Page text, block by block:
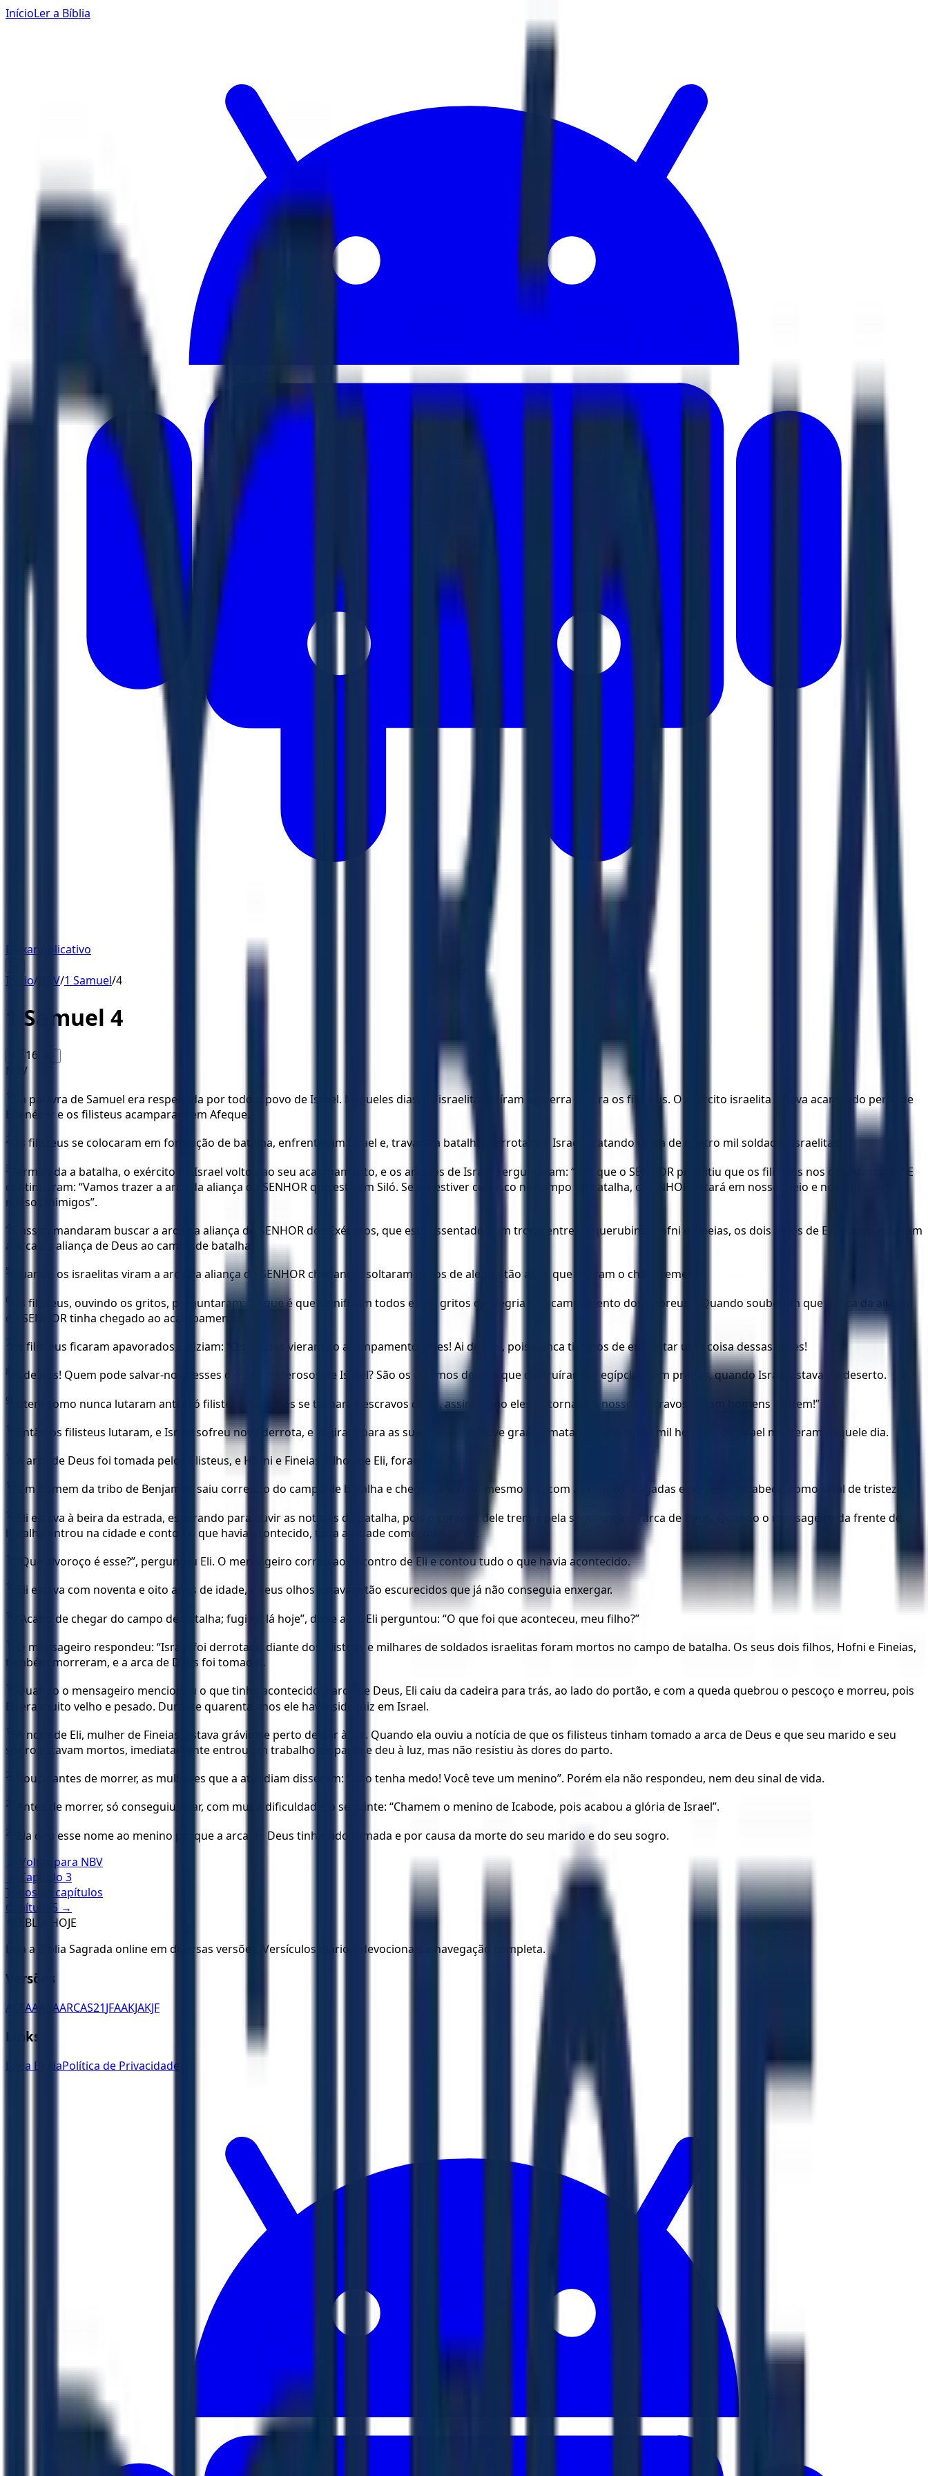
InícioLer a Bíblia
Baixar Aplicativo
Início/ NBV/1 Samuel/4
1 Samuel 4
16 A+
NBV
1
E a palavra de Samuel era respeitada por todo o povo de Israel. Naqueles dias, os israelitas saíram à guerra contra os filisteus. O exército israelita estava acampado perto de
Ebenézer e os filisteus acamparam em Afeque.
2 Os filisteus se colocaram em formação de batalha, enfrentaram Israel e, travada a batalha, derrotaram Israel, matando cerca de quatro mil soldados israelitas.
3
Terminada a batalha, o exército de Israel voltou ao seu acampamento, e os anciãos de Israel perguntaram: “Por que o SENHOR permitiu que os filisteus nos derrotassem?” E
continuaram: “Vamos trazer a arca da aliança do SENHOR que está em Siló. Se ela estiver conosco no campo de batalha, o SENHOR estará em nosso meio e nos salvará dos
nossos inimigos”.
4
E assim mandaram buscar a arca da aliança do SENHOR dos Exércitos, que está assentado num trono entre os querubins. Hofni e Fineias, os dois filhos de Eli, acompanharam
a arca da aliança de Deus ao campo de batalha.
5 Quando os israelitas viram a arca da aliança do SENHOR chegando, soltaram gritos de alegria tão altos que fizeram o chão tremer!
6
Os filisteus, ouvindo os gritos, perguntaram: “O que é que significam todos esses gritos de alegria no acampamento dos hebreus?” Quando souberam que a arca da aliança
do SENHOR tinha chegado ao acampamento,
7 os filisteus ficaram apavorados e diziam: “Os deuses vieram ao acampamento deles! Ai de nós, pois nunca tivemos de enfrentar uma coisa dessas antes!
8 Ai de nós! Quem pode salvar-nos desses deuses poderosos de Israel? São os mesmos deuses que destruíram os egípcios com pragas, quando Israel estava no deserto.
9 Lutem como nunca lutaram antes, ó filisteus, ou vocês se tornarão escravos deles, assim como eles se tornaram nossos escravos. Sejam homens e lutem!”
10 Então os filisteus lutaram, e Israel sofreu nova derrota, e fugiram para as suas tendas. Houve grande matança, pois trinta mil homens de Israel morreram naquele dia.
11 A arca de Deus foi tomada pelos filisteus, e Hofni e Fineias, filhos de Eli, foram mortos.
12 Um homem da tribo de Benjamim saiu correndo do campo de batalha e chegou a Siló no mesmo dia, com as roupas rasgadas e pó sobre a cabeça, como sinal de tristeza.
13
Eli estava à beira da estrada, esperando para ouvir as notícias da batalha, pois o coração dele tremia pela segurança da arca de Deus. Quando o mensageiro da frente de
batalha entrou na cidade e contou o que havia acontecido, toda a cidade começou a gritar.
14 “Que alvoroço é esse?”, perguntou Eli. O mensageiro correu ao encontro de Eli e contou tudo o que havia acontecido.
15 Eli estava com noventa e oito anos de idade, e seus olhos estavam tão escurecidos que já não conseguia enxergar.
16 “Acabo de chegar do campo de batalha; fugi de lá hoje”, disse a Eli. Eli perguntou: “O que foi que aconteceu, meu filho?”
17
O mensageiro respondeu: “Israel foi derrotado diante dos filisteus e milhares de soldados israelitas foram mortos no campo de batalha. Os seus dois filhos, Hofni e Fineias,
também morreram, e a arca de Deus foi tomada”.
18
Quando o mensageiro mencionou o que tinha acontecido à arca de Deus, Eli caiu da cadeira para trás, ao lado do portão, e com a queda quebrou o pescoço e morreu, pois
Eli era muito velho e pesado. Durante quarenta anos ele havia sido juiz em Israel.
19
A nora de Eli, mulher de Fineias, estava grávida e perto de dar à luz. Quando ela ouviu a notícia de que os filisteus tinham tomado a arca de Deus e que seu marido e seu
sogro estavam mortos, imediatamente entrou em trabalho de parto e deu à luz, mas não resistiu às dores do parto.
20 Pouco antes de morrer, as mulheres que a atendiam disseram: “Não tenha medo! Você teve um menino”. Porém ela não respondeu, nem deu sinal de vida.
21 Antes de morrer, só conseguiu falar, com muita dificuldade, o seguinte: “Chamem o menino de Icabode, pois acabou a glória de Israel”.
22
Ela deu esse nome ao menino porque a arca de Deus tinha sido tomada e por causa da morte do seu marido e do seu sogro.
← Voltar para NBV
← Capítulo 3
Todos os capítulos
Capítulo
5 →
BÍBLIA HOJE
Leia a Bíblia Sagrada online em diversas versões. Versículos diários, devocionais e navegação completa.
Versões
ACFAA ARAARCAS21JFAAKJAKJF
Links
Ler a BíbliaPolítica de Privacidade